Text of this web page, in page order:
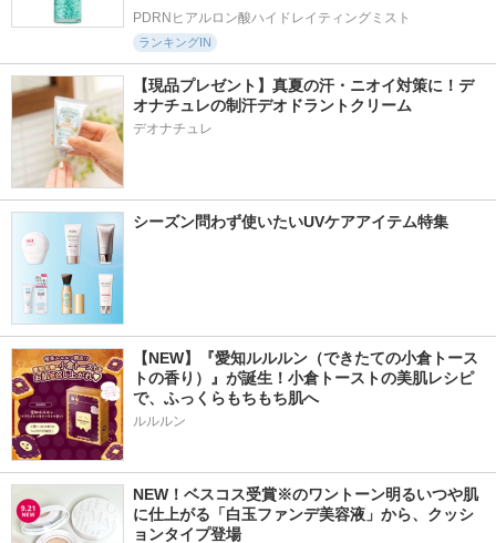
PDRNヒアルロン酸ハイドレイティングミスト
ランキングIN
【現品プレゼント】真夏の汗・ニオイ対策に！デ
オナチュレの制汗デオドラントクリーム
デオナチュレ
シーズン問わず使いたいUVケアアイテム特集
【NEW】『愛知ルルルン（できたての小倉トース
トの香り）』が誕生！小倉トーストの美肌レシピ
で、ふっくらもちもち肌へ
ルルルン
NEW！ベスコス受賞※のワントーン明るいつや肌
に仕上がる「白玉ファンデ美容液」から、クッシ
ョンタイプ登場